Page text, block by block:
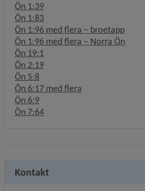
Ön 1:39
Ön 1:83
Ön 1:96 med flera – broetapp
Ön 1:96 med flera – Norra Ön
Ön 19:1
Ön 2:19
Ön 5:8
Ön 6:17 med flera
Ön 6:9
Ön 7:64
Kontakt